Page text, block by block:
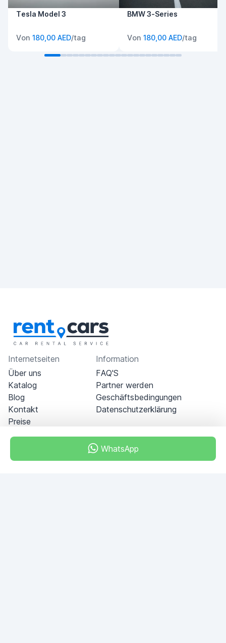
Tesla Model 3
Von 180,00 AED/tag
BMW 3-Series
Von 180,00 AED/tag
WhatsApp
Internetseiten
Über uns
Katalog
Blog
Kontakt
Preise
Information
FAQ'S
Partner werden
Geschäftsbedingungen
Datenschutzerklärung
ALBAHAR building